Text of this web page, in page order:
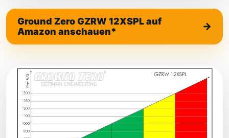
Ground Zero GZRW 12XSPL auf
Amazon anschauen*